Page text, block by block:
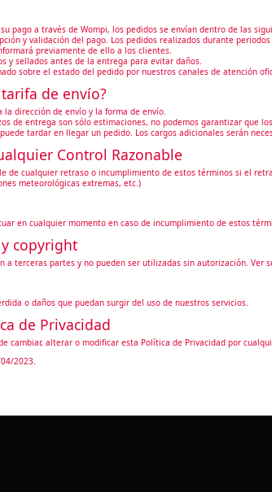
pago a través de Wompi, los pedidos se envían dentro de las
y validación del pago. Los pedidos realizados durante
previamente de ello a los clientes.
y sellados antes de la entrega para evitar daños.
sobre el estado del pedido por nuestros canales de atención
de envío?
dirección de envío y la forma de envío.
de entrega son sólo estimaciones, no podemos garantizar que
tardar en llegar un pedido. Los cargos adicionales serán
Control Razonable
de cualquier retraso o incumplimiento de estos términos si el
meteorológicas extremas, etc.)
en cualquier momento en caso de incumplimiento de estos
copyright
a terceras partes y no pueden ser utilizadas sin autorización. Ver
o daños que puedan surgir del uso de nuestros servicios.
de Privacidad
cambiar, alterar o modificar esta Política de Privacidad por
2023.